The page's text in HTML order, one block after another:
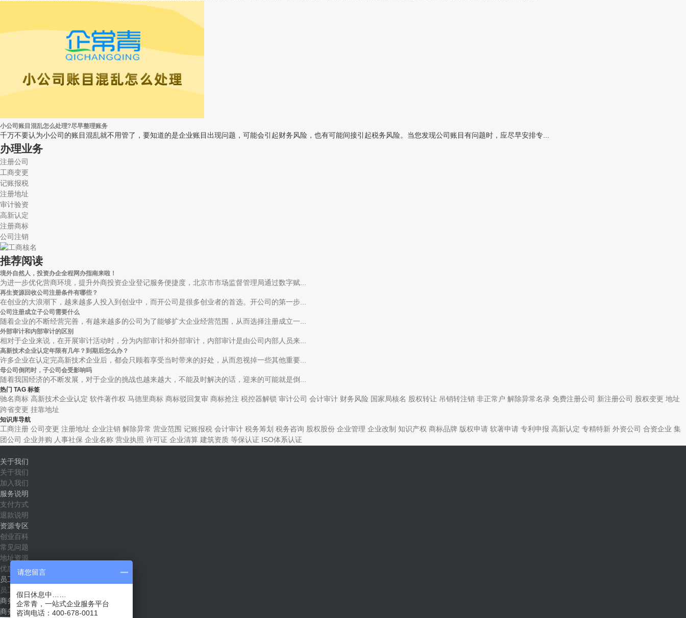
小公司账目混乱怎么处理?尽早整理账务
千万不要认为小公司的账目混乱就不用管了，要知道的是企业账目出现问题，可能会引起财务风险，也有可能间接引起税务风险。当您发现公司账目有问题时，应尽早安排专...
办理业务
注册公司
工商变更
记账报税
注册地址
审计验资
高新认定
注册商标
公司注销
推荐阅读
境外自然人，投资办企全程网办指南来啦！
为进一步优化营商环境，提升外商投资企业登记服务便捷度，北京市市场监督管理局通过数字赋...
再生资源回收公司注册条件有哪些？
在创业的大浪潮下，越来越多人投入到创业中，而开公司是很多创业者的首选。开公司的第一步...
公司注册成立子公司需要什么
随着企业的不断经营完善，有越来越多的公司为了能够扩大企业经营范围，从而选择注册成立一...
外部审计和内部审计的区别
相对于企业来说，在开展审计活动时，分为内部审计和外部审计，内部审计是由公司内部人员来...
高新技术企业认定年限有几年？到期后怎么办？
许多企业在认定完高新技术企业后，都会只顾着享受当时带来的好处，从而忽视掉一些其他重要...
母公司倒闭时，子公司会受影响吗
随着我国经济的不断发展，对于企业的挑战也越来越大，不能及时解决的话，迎来的可能就是倒...
热门 TAG 标签
驰名商标 高新技术企业认定 软件著作权 马德里商标 商标驳回复审 商标抢注 税控器解锁 审计公司 会计审计 财务风险 国家局核名 股权转让 吊销转注销 非正常户 解除异常名录 免费注册公司 新注册公司 股权变更 地址
跨省变更 挂靠地址
知识库导航
工商注册 公司变更 注册地址 企业注销 解除异常 营业范围 记账报税 会计审计 税务筹划 税务咨询 股权股份 企业管理 企业改制 知识产权 商标品牌 版权申请 软著申请 专利申报 高新认定 专精特新 外资公司 合资企业 集
团公司 企业并购 人事社保 企业名称 营业执照 许可证 企业清算 建筑资质 等保认证 ISO体系认证
关于我们
关于我们
加入我们
服务说明
支付方式
退款说明
资源专区
创业百科
常见问题
地址资源
优惠套餐
员工社区
员工入口
商务合作
商务合作（shichang@qichangqing.com）
请您留言
假日休息中……
企常青，一站式企业服务平台
咨询电话：400-678-0011